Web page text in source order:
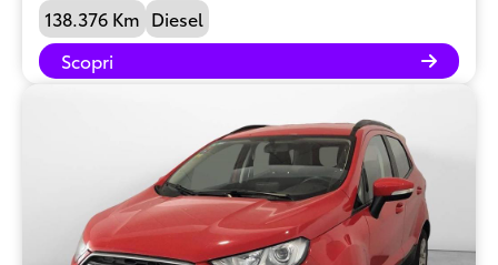
138.376 Km Diesel
Scopri